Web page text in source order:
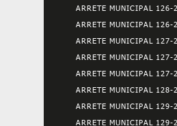
ARRETE MUNICIPAL 126-
ARRETE MUNICIPAL 126-
ARRETE MUNICIPAL 127-
ARRETE MUNICIPAL 127-
ARRETE MUNICIPAL 127-
ARRETE MUNICIPAL 128-
ARRETE MUNICIPAL 129-
ARRETE MUNICIPAL 129-